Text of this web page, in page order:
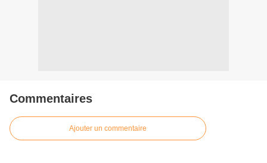
Commentaires
Ajouter un commentaire